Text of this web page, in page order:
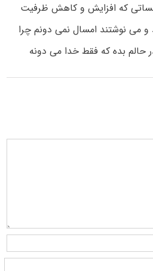
که افزایش و کاهش ظرفیت
نوشتند امسال نمی دونم چرا
حالم بده که فقط خدا می دونه